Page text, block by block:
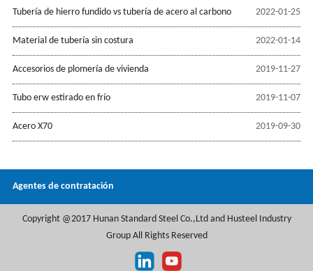
2022-01-25
Tubería de hierro fundido vs tubería de acero al carbono
2022-01-14
Material de tubería sin costura
2019-11-27
Accesorios de plomería de vivienda
2019-11-07
Tubo erw estirado en frío
2019-09-30
Acero X70
Agentes de contratación
Copyright @2017 Hunan Standard Steel Co.,Ltd and Husteel Industry
Group All Rights Reserved